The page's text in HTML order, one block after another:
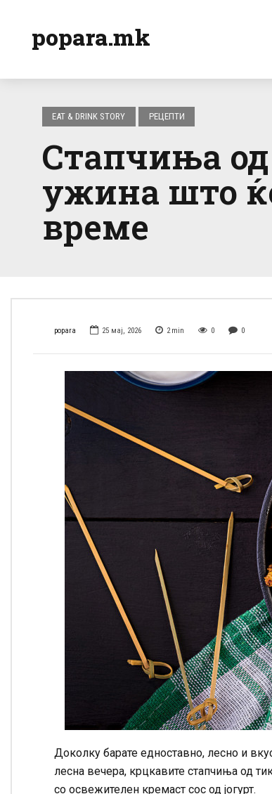
popara.mk
EAT & DRINK STORY РЕЦЕПТИ
Стапчиња
ужина што
време
popara 25 мај, 2026 2 min 0 0
Доколку барате едноставно, лесно и
лесна вечера, крцкавите стапчиња од
со освежителен кремаст сос од јогурт.